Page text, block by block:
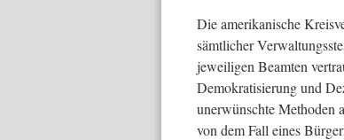
Die amerikanische
sämtlicher
jeweiligen Beamten
Demokratisierung und
unerwünschte Methoden
von dem Fall eines